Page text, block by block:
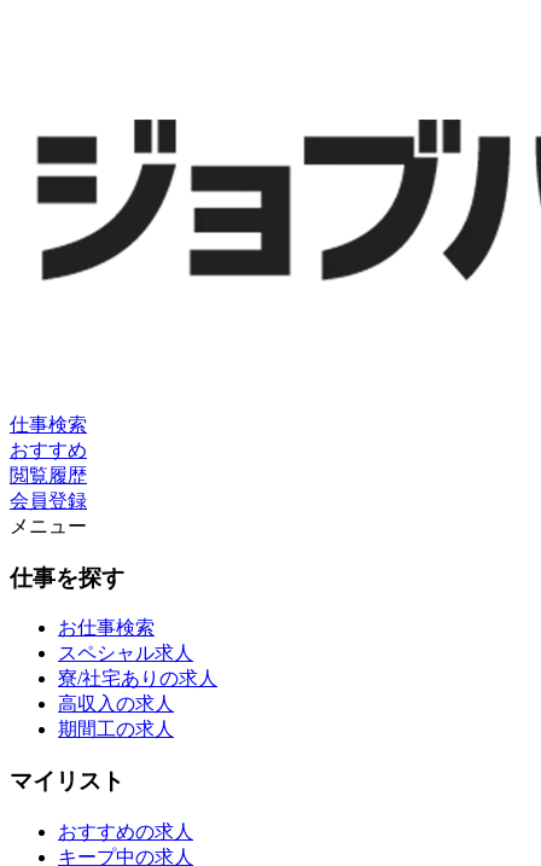
仕事検索
おすすめ
閲覧履歴
会員登録
メニュー
仕事を探す
お仕事検索
スペシャル求人
寮/社宅ありの求人
高収入の求人
期間工の求人
マイリスト
おすすめの求人
キープ中の求人